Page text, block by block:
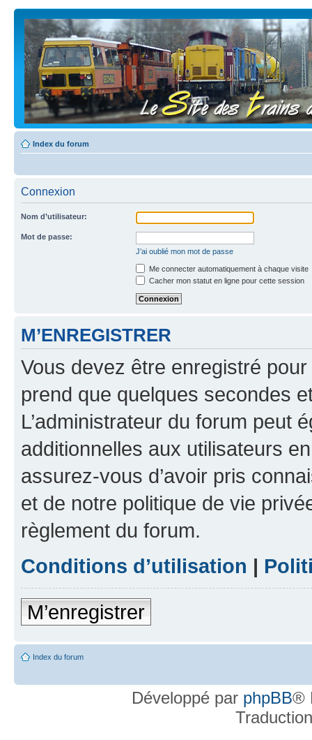
Index du forum
Connexion
Nom d’utilisateur:
Mot de passe:
J’ai oublié mon mot de passe
Me connecter automatiquement à chaque visite
Cacher mon statut en ligne pour cette session
M’ENREGISTRER
Vous devez être enregistré
prend que quelques secondes
L’administrateur du forum peut
additionnelles aux utilisateurs
assurez-vous d’avoir pris
et de notre politique de vie
règlement du forum.
Conditions d’utilisation |
M’enregistrer
Index du forum
Développé par phpBB®